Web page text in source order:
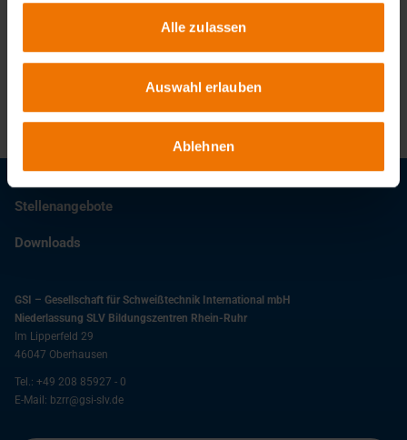
Alle zulassen
Auswahl erlauben
Ablehnen
+49 208 85927-37
coda@gsi-slv.de
Stellenangebote
Downloads
GSI – Gesellschaft für Schweißtechnik International mbH
Niederlassung SLV Bildungszentren Rhein-Ruhr
Im Lipperfeld 29
46047 Oberhausen
Tel.: +49 208 85927 - 0
E-Mail: bzrr@gsi-slv.de